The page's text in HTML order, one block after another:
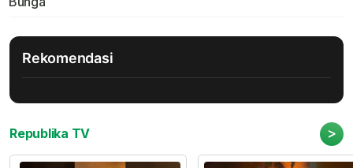
Rekomendasi
Republika TV >